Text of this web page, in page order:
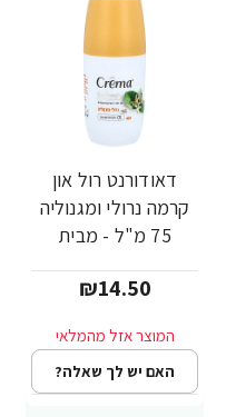
דאודורנט רול און
קרמה נרולי ומגנוליה
75 מ"ל - מבית
₪14.50
האם יש לך שאלה?